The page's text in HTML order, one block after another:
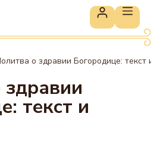
о здравии Богородице: текст и
текст и